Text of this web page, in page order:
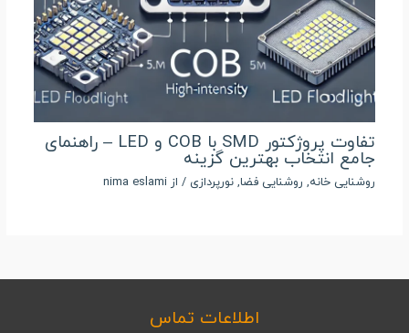
تفاوت پروژکتور SMD با COB و LED – راهنمای
جامع انتخاب بهترین گزینه
روشنایی خانه, روشنایی فضا, نورپردازی / از nima eslami
اطلاعات تماس